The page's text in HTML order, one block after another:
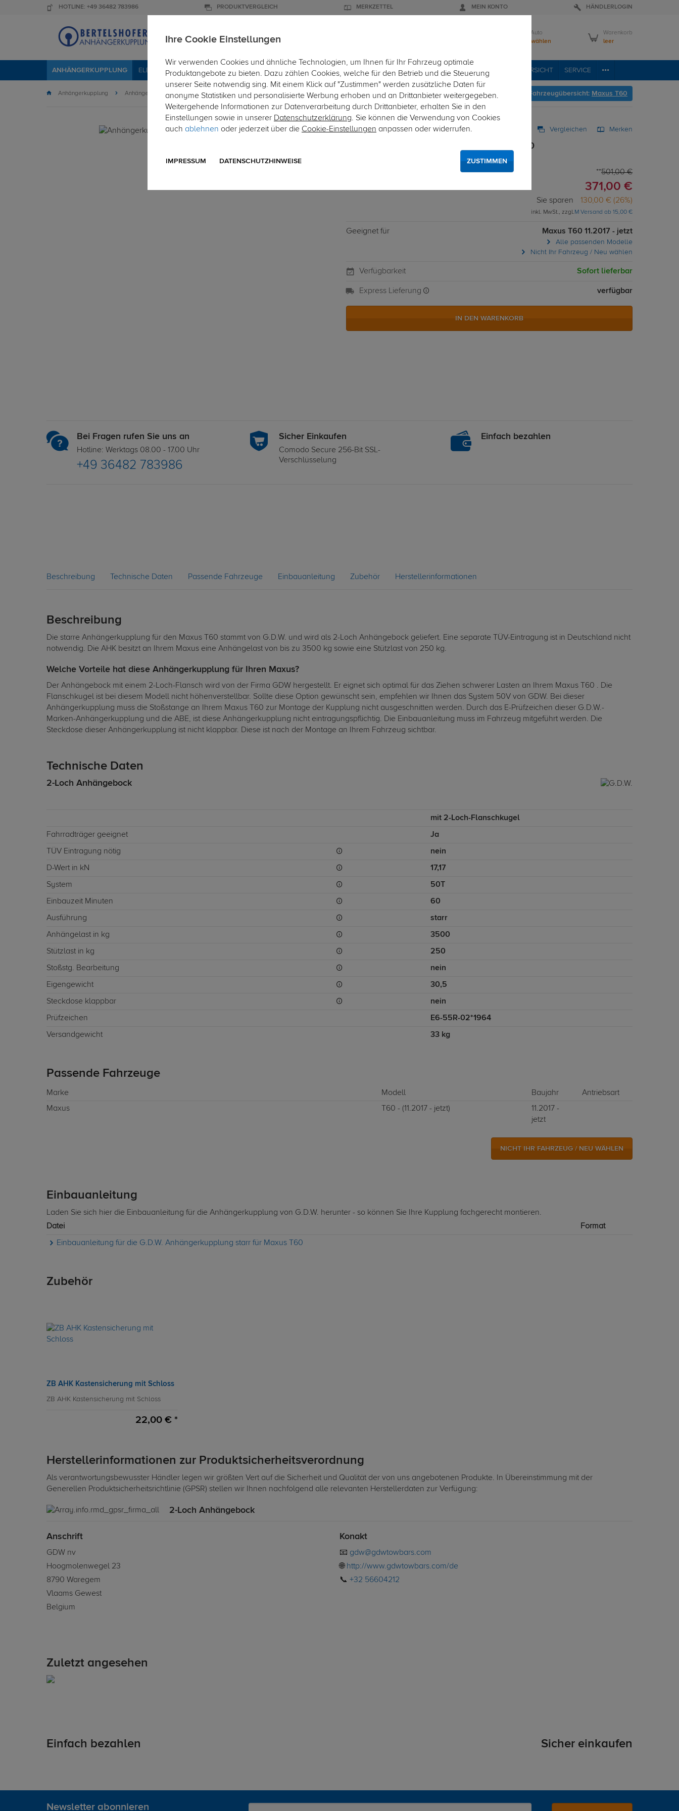
HOTLINE: +49 36482 783986 PRODUKTVERGLEICH MERKZETTEL MEIN KONTO HÄNDLERLOGIN
Mein Auto
Bitte wählen
Warenkorb
leer
ANHÄNGERKUPPLUNG ELEKTROSÄTZE DACHTRÄGER DACHBOXEN FAHRRADTRÄGER ZUBEHÖR EINBAUSERVICE FAHRZEUGÜBERSICHT SERVICE
Anhängerkupplung Anhängerkupplung starr Hier geht's zur Fahrzeugübersicht: Maxus T60
Art.-Nr. sG.29-1 Vergleichen Merken
G.D.W. Anhängerkupplung starr für Maxus T60
501,00 €
371,00 €
Sie sparen 130,00 € (26%)
inkl. MwSt., zzgl.M Versand ab 15,00 €
Geeignet für Maxus T60 11.2017 - jetzt
Alle passenden Modelle
Nicht Ihr Fahrzeug / Neu wählen
Verfügbarkeit Sofort lieferbar
Express Lieferung verfügbar
IN DEN WARENKORB
Bei Fragen rufen Sie uns an
Hotline: Werktags 08.00 - 17.00 Uhr
+49 36482 783986
Sicher Einkaufen
Comodo Secure 256-Bit SSL-
Verschlüsselung
Einfach bezahlen
Beschreibung Technische Daten Passende Fahrzeuge Einbauanleitung Zubehör Herstellerinformationen
Beschreibung
Die starre Anhängerkupplung für den Maxus T60 stammt von G.D.W. und wird als 2-Loch Anhängebock geliefert. Eine separate TÜV-Eintragung ist in Deutschland nicht
notwendig. Die AHK besitzt an Ihrem Maxus eine Anhängelast von bis zu 3500 kg sowie eine Stützlast von 250 kg.
Welche Vorteile hat diese Anhängerkupplung für Ihren Maxus?
Der Anhängebock mit einem 2-Loch-Flansch wird von der Firma GDW hergestellt. Er eignet sich optimal für das Ziehen schwerer Lasten an Ihrem Maxus T60 . Die
Flanschkugel ist bei diesem Modell nicht höhenverstellbar. Sollte diese Option gewünscht sein, empfehlen wir Ihnen das System 50V von GDW. Bei dieser
Anhängerkupplung muss die Stoßstange an Ihrem Maxus T60 zur Montage der Kupplung nicht ausgeschnitten werden. Durch das E-Prüfzeichen dieser G.D.W.-
Marken-Anhängerkupplung und die ABE, ist diese Anhängerkupplung nicht eintragungspflichtig. Die Einbauanleitung muss im Fahrzeug mitgeführt werden. Die
Steckdose dieser Anhängerkupplung ist nicht klappbar. Diese ist nach der Montage an Ihrem Fahrzeug sichtbar.
Technische Daten
2-Loch Anhängebock
mit 2-Loch-Flanschkugel
Fahrradträger geeignet Ja
TÜV Eintragung nötig nein
D-Wert in kN 17,17
System 50T
Einbauzeit Minuten 60
Ausführung starr
Anhängelast in kg 3500
Stützlast in kg 250
Stoßstg. Bearbeitung nein
Eigengewicht 30,5
Steckdose klappbar nein
Prüfzeichen E6-55R-02*1964
Versandgewicht 33 kg
Passende Fahrzeuge
Marke Modell Baujahr
Antriebsart
Maxus
T60 - (11.2017 - jetzt)
11.2017 -
jetzt
NICHT IHR FAHRZEUG / NEU WÄHLEN
Einbauanleitung
Laden Sie sich hier die Einbauanleitung für die Anhängerkupplung von G.D.W. herunter - so können Sie Ihre Kupplung fachgerecht montieren.
Datei
Format
Einbauanleitung für die G.D.W. Anhängerkupplung starr für Maxus T60
Zubehör
ZB AHK Kastensicherung mit Schloss
ZB AHK Kastensicherung mit Schloss
22,00 € *
Herstellerinformationen zur Produktsicherheitsverordnung
Als verantwortungsbewusster Händler legen wir größten Vert auf die Sicherheit und Qualität der von uns angebotenen Produkte. In Übereinstimmung mit der
Generellen Produktsicherheitsrichtlinie (GPSR) stellen wir Ihnen nachfolgend alle relevanten Herstellerdaten zur Verfügung:
2-Loch Anhängebock
Anschrift
GDW nv
Hoogmolenwegel 23
8790 Waregem
Vlaams Gewest
Belgium
Konakt
📧 gdw@gdwtowbars.com
🌐 http://www.gdwtowbars.com/de
📞 +32 56604212
Zuletzt angesehen
Einfach bezahlen Sicher einkaufen
Newsletter abonnieren
Ihre Cookie Einstellungen
Wir verwenden Cookies und ähnliche Technologien, um Ihnen für Ihr Fahrzeug optimale
Produktangebote zu bieten. Dazu zählen Cookies, welche für den Betrieb und die Steuerung
unserer Seite notwendig sing. Mit einem Klick auf "Zustimmen" werden zusätzliche Daten für
anonyme Statistiken und personalisierte Werbung erhoben und an Drittanbieter weitergegeben.
Weitergehende Informationen zur Datenverarbeitung durch Drittanbieter, erhalten Sie in den
Einstellungen sowie in unserer Datenschutzerklärung. Sie können die Verwendung von Cookies
auch ablehnen oder jederzeit über die Cookie-Einstellungen anpassen oder widerrufen.
IMPRESSUM DATENSCHUTZHINWEISE ZUSTIMMEN